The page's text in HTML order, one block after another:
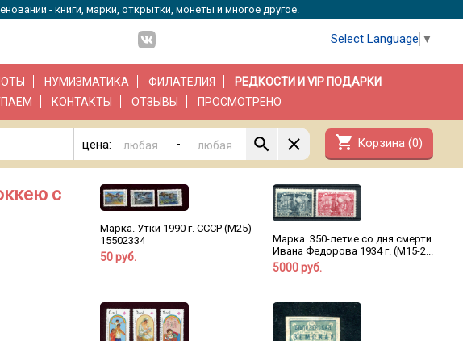
- книги, марки, открытки, монеты и многое другое.
Select Language ▼
НУМИЗМАТИКА ФИЛАТЕЛИЯ
РЕДКОСТИ И VIP ПОДАРКИ
КОНТАКТЫ ОТЗЫВЫ ПРОСМОТРЕНО
цена: - shopping_cart Корзина (0)
с
Марка. Утки 1990 г. СССР (М25)
15502334
50 руб.
Марка. 350-летие со дня смерти
Ивана Федорова 1934 г. (М15-2...
5000 руб.